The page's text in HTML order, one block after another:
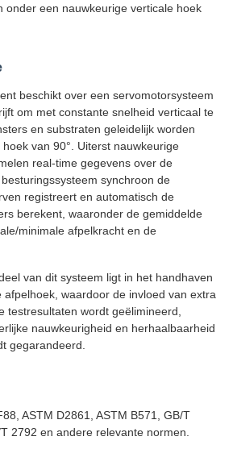
aan
Testen Materiaal
onder een nauwkeurige verticale hoek
beschikt over een servomotorsysteem
om met constante snelheid verticaal te
en substraten geleidelijk worden
van 90°. Uiterst nauwkeurige
real-time gegevens over de
synchroon de
registreert en automatisch de
berekent, waaronder de gemiddelde
minimale afpelkracht en de
van dit systeem ligt in het handhaven
afpelhoek, waardoor de invloed van extra
testresultaten wordt geëlimineerd,
nauwkeurigheid en herhaalbaarheid
gegarandeerd.
ASTM D2861, ASTM B571, GB/T
2792 en andere relevante normen.